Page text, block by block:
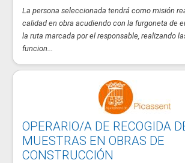
La persona seleccionada tendrá como misión
calidad en obra acudiendo con la furgoneta de
la ruta marcada por el responsable, realizando
funcion...
OPERARIO/A DE RECOGIDA
MUESTRAS EN OBRAS DE
CONSTRUCCIÓN